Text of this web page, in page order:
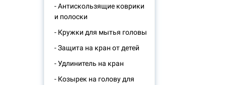
- Антискользящие коврики
и полоски
- Кружки для мытья головы
- Защита на кран от детей
- Удлинитель на кран
- Козырек на голову для